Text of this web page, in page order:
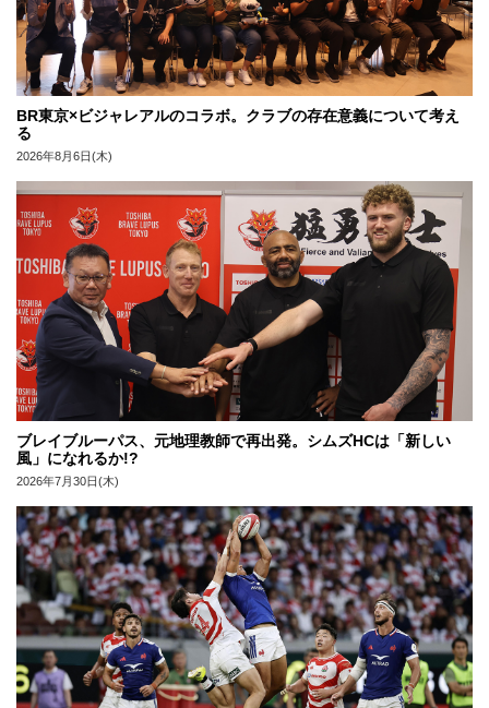
BR東京×ビジャレアルのコラボ。クラブの存在意義について考え
る
2026年8月6日(木)
ブレイブルーパス、元地理教師で再出発。シムズHCは「新しい
風」になれるか!?
2026年7月30日(木)